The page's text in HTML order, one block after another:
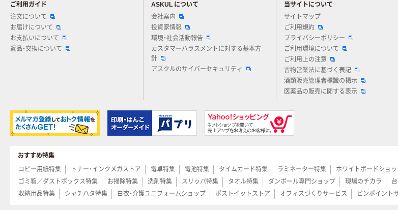
ご利用ガイド
注文について
お届けについて
お支払いについて
返品・交換について
ASKUL について
会社案内
投資家情報
環境・社会活動報告
カスタマーハラスメントに対する基本方
針
アスクルのサイバーセキュリティ
当サイトについて
サイトマップ
ご利用規約
プライバシーポリシー
ご利用環境について
ご利用上の注意
古物営業法に基づく表記
酒類販売管理者標識の掲示
医薬品の販売に関する表示
おすすめ特集
コピー用紙特集
トナー・インクメガストア 電卓特集 電池特集 タイムカード特集 ラミネーター特集 ホワイトボードショ
ゴミ箱／ダストボックス特集
お掃除特集 洗剤特集 スリッパ特集 タオル特集 ダンボール専門ショップ 現場のチカラ
収納用品特集
シャチハタ特集 白衣・介護ユニフォームショップ ポストイットストア オフィスづくりサービス ピンポイント